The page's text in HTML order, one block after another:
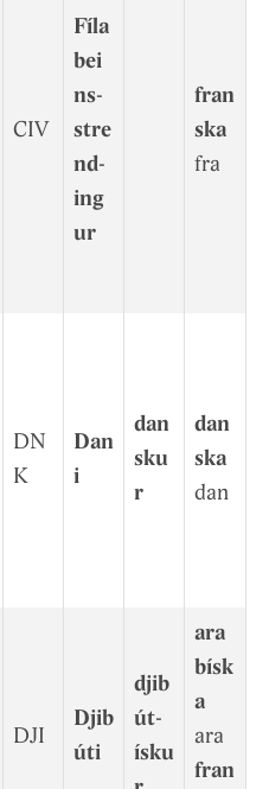
CIV
Fíla
bei
ns­
stre
nd­
ing
ur
fran
ska
fra
DN
K
Dan
i
dan
sku
r
dan
ska
dan
DJI
Djib
úti
djib
út­
ísku
ara
bísk
a
ara
fran